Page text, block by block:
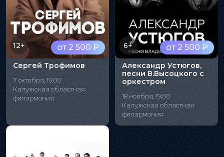
от 2 500 ₽
12+
Сергей Трофимов
7 октября, 19:00
Калужская областная
филармония
от 2 500 ₽
6+
Александр Устюгов,
песни В.Высоцкого с
оркестром
18 ноября, 19:00
Калужская областная
филармония